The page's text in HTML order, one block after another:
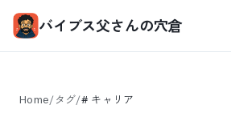
バイブス父さんの穴倉
Home/タグ/# キャリア